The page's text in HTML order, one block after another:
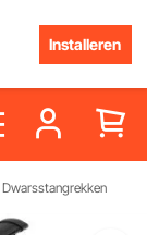
Installeren
Dwarsstangrekken